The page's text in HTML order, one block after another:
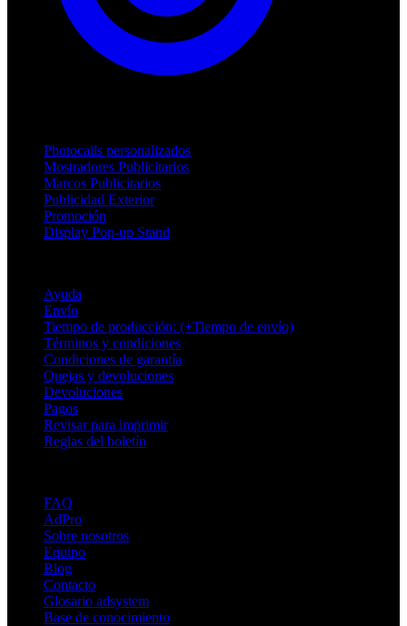
Photocalls personalizados
Mostradores Publicitarios
Marcos Publicitarios
Publicidad Exterior
Promoción
Display Pop-up Stand
Ayuda
Envío
Tiempo de producción: (+Tiempo de envío)
Términos y condiciones
Condiciones de garantía
Quejas y devoluciones
Devoluciones
Pagos
Revisar para imprimir
Reglas del boletín
FAQ
AdPro
Sobre nosotros
Equipo
Blog
Contacto
Glosario adsystem
Base de conocimiento